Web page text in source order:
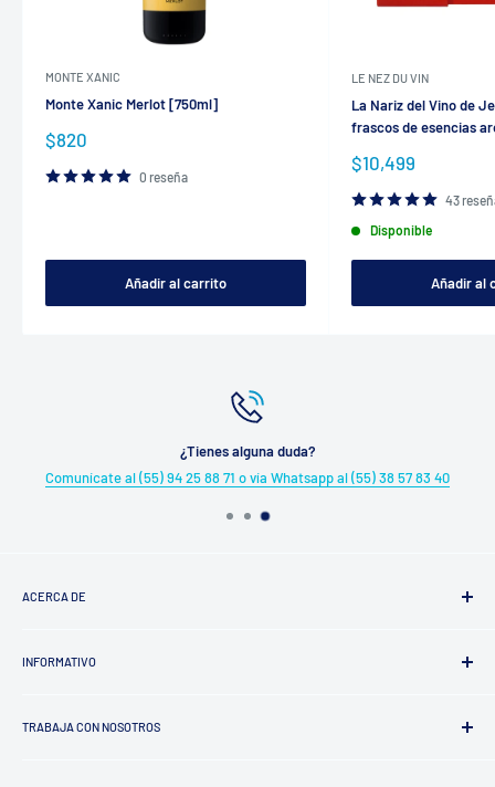
MONTE XANIC
Monte Xanic Merlot [750ml]
Precio
venta
$820
0 reseña
Añadir al carrito
LE NEZ DU VIN
La Nariz del Vino de
frascos de esencias
Precio
venta
$10,499
43
Disponible
Añadir al
¿Tienes alguna duda?
Comunícate al (55) 94 25 88 71 o vía Whatsapp al (55) 38 57 83 40
ACERCA DE
Trayectoria
INFORMATIVO
Aviso de Privacidad
TRABAJA CON NOSOTROS